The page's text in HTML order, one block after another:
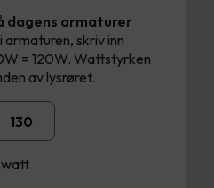
dagens armaturer
armaturen, skriv inn
= 120W. Wattstyrken
av lysrøret.
watt